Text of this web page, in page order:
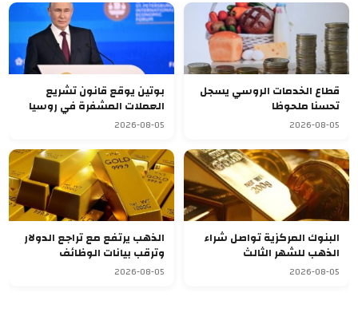
قطاع الخدمات الروسي يسجل
تحسنا ملحوظا
2026-08-05
بوتين يوقع قانون تشريع
العملات المشفرة في روسيا
2026-08-05
البنوك المركزية تواصل شراء
الذهب للشهر الثالث
2026-08-05
الذهب يرتفع مع تراجع الدولار
وترقب بيانات الوظائف
الأميركية
2026-08-05